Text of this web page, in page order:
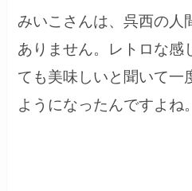
みいこさんは、呉西の人
ありません。レトロな感
ても美味しいと聞いて一
ようになったんですよね。